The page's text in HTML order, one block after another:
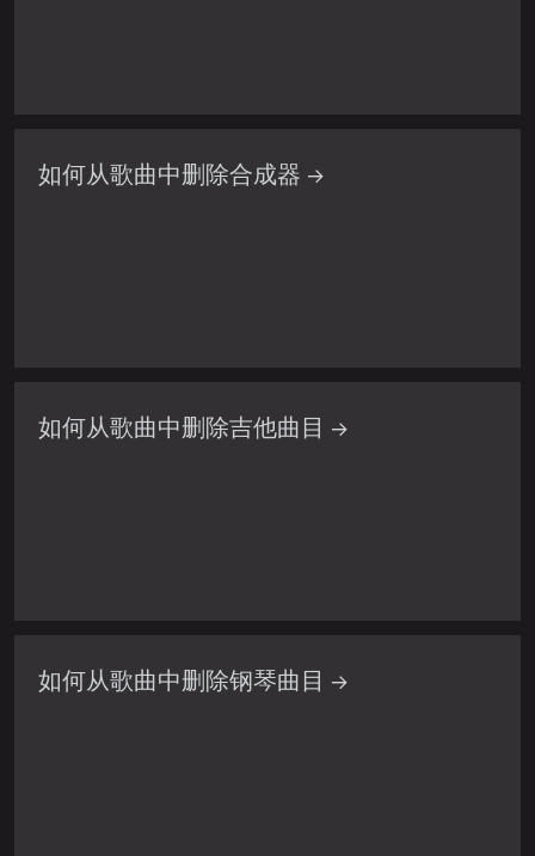
如何从歌曲中删除合成器 →
如何从歌曲中删除吉他曲目 →
如何从歌曲中删除钢琴曲目 →